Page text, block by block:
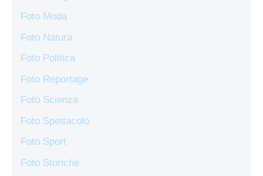
Foto Moda
Foto Natura
Foto Politica
Foto Reportage
Foto Scienza
Foto Spettacolo
Foto Sport
Foto Storiche